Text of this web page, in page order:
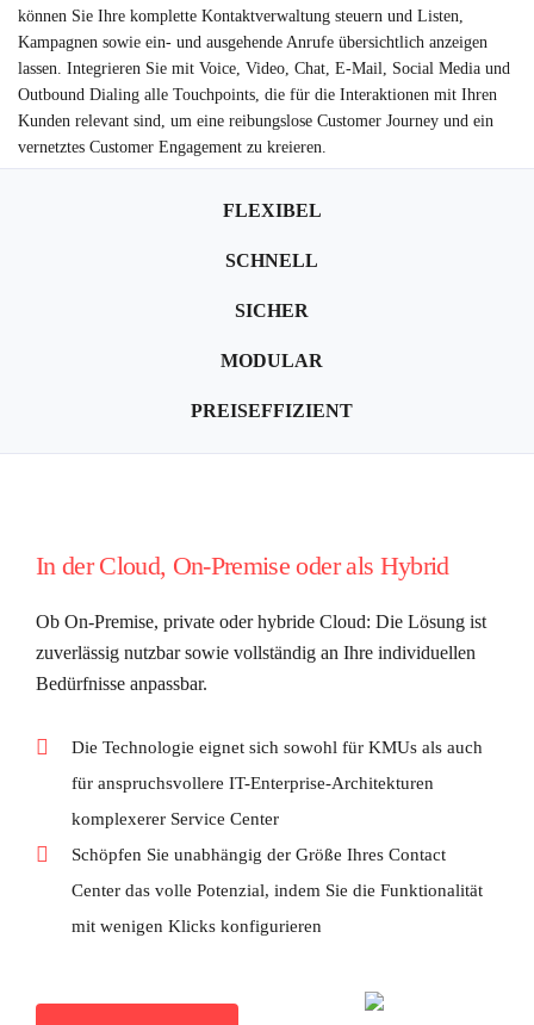
können Sie Ihre komplette Kontaktverwaltung steuern und Listen,
Kampagnen sowie ein- und ausgehende Anrufe übersichtlich anzeigen
lassen. Integrieren Sie mit Voice, Video, Chat, E-Mail, Social Media und
Outbound Dialing alle Touchpoints, die für die Interaktionen mit Ihren
Kunden relevant sind, um eine reibungslose Customer Journey und ein
vernetztes Customer Engagement zu kreieren.
FLEXIBEL
SCHNELL
SICHER
MODULAR
PREISEFFIZIENT
In der Cloud, On-Premise oder als Hybrid
Ob On-Premise, private oder hybride Cloud: Die Lösung ist
zuverlässig nutzbar sowie vollständig an Ihre individuellen
Bedürfnisse anpassbar.
Die Technologie eignet sich sowohl für KMUs als auch
für anspruchsvollere IT-Enterprise-Architekturen
komplexerer Service Center
Schöpfen Sie unabhängig der Größe Ihres Contact
Center das volle Potenzial, indem Sie die Funktionalität
mit wenigen Klicks konfigurieren